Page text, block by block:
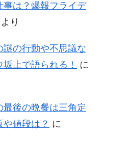
は？爆報フライデ
より
の行動や不思議な
上で語られる！
に
後の晩餐は三角定
値段は？ に